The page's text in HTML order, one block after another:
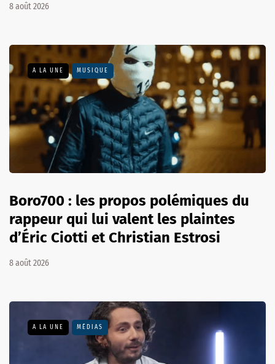
8 août 2026
A LA UNE MUSIQUE
Boro700 : les propos polémiques du
rappeur qui lui valent les plaintes
d’Éric Ciotti et Christian Estrosi
8 août 2026
A LA UNE MÉDIAS